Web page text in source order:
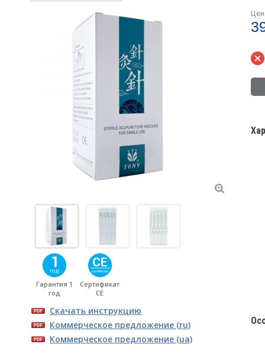
Гарантия 1
год
Сертификат
CE
Скачать инструкцию
Коммерческое предложение (ru)
Коммерческое предложение (ua)